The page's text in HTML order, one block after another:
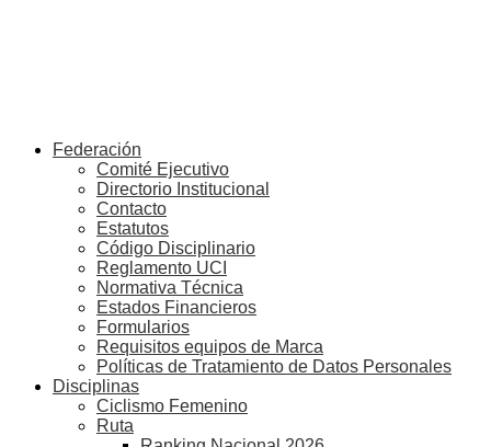
Federación
Comité Ejecutivo
Directorio Institucional
Contacto
Estatutos
Código Disciplinario
Reglamento UCI
Normativa Técnica
Estados Financieros
Formularios
Requisitos equipos de Marca
Políticas de Tratamiento de Datos Personales
Disciplinas
Ciclismo Femenino
Ruta